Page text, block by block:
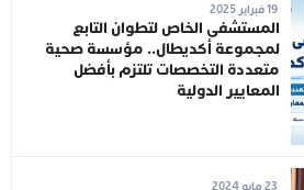
19 فبراير 2025
المستشفى الخاص لتطوان التابع
لمجموعة أكديطال.. مؤسسة صحية
متعددة التخصصات تلتزم بأفضل
المعايير الدولية